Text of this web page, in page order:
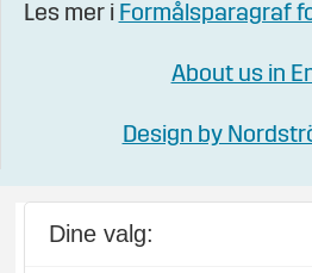
Les mer i Formålsparagraf
About us in
Design by
Dine valg: